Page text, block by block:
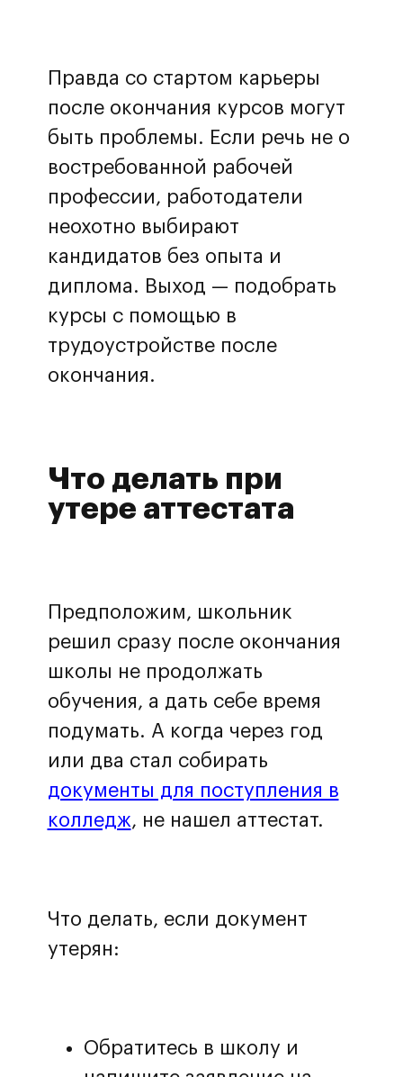
Правда со стартом карьеры
после окончания курсов могут
быть проблемы. Если речь не о
востребованной рабочей
профессии, работодатели
неохотно выбирают
кандидатов без опыта и
диплома. Выход — подобрать
курсы с помощью в
трудоустройстве после
окончания.
Что делать при
утере аттестата
Предположим, школьник
решил сразу после окончания
школы не продолжать
обучения, а дать себе время
подумать. А когда через год
или два стал собирать
документы для поступления в
колледж, не нашел аттестат.
Что делать, если документ
утерян:
Обратитесь в школу и